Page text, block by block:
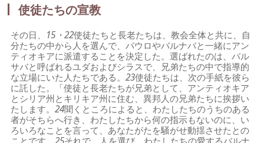
使徒たちの宣教
その日、 15・22使徒たちと長老たちは、教会全体と共に、自
分たちの中から人を選んで、パウロやバルナバと一緒にアン
ティオキアに派遣することを決定した。選ばれたのは、バル
サバと呼ばれるユダおよびシラスで、兄弟たちの中で指導的
な立場にいた人たちである。23使徒たちは、次の手紙を彼ら
に託した。「使徒と長老たちが兄弟として、アンティオキア
とシリア州とキリキア州に住む、異邦人の兄弟たちに挨拶い
たします。24聞くところによると、わたしたちのうちのある
者がそちらへ行き、わたしたちから何の指示もないのに、い
ろいろなことを言って、あなたがたを騒がせ動揺させたとの